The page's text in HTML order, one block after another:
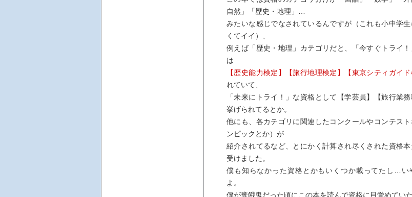
自然」「歴史・地理」…
みたいな感じでなされているんですが（これも小中学
くてイイ）、
例えば「歴史・地理」カテゴリだと、「今すぐトライ
は
【歴史能力検定】
【旅行地理検定】 【東京シティガイド
れていて、
「未来にトライ！」な資格として【学芸員】【旅行業
挙げられてるとか。
他にも、各カテゴリに関連したコンクールやコンテスト
ンピックとか）が
紹介されてるなど、とにかく計算され尽くされた資格
受けました。
僕も知らなかった資格とかもいくつか載ってたし…い
よ。
僕が糞餓鬼だった頃にこの本を読んで資格に目覚めていた